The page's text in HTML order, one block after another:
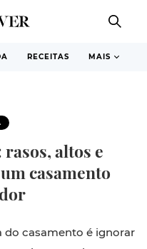
RECEITAS MAIS
rasos, altos e
casamento
do casamento é ignorar